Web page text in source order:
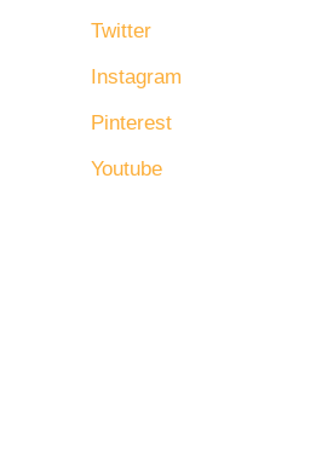
Twitter
Instagram
Pinterest
Youtube